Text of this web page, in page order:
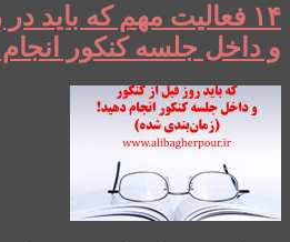
۱۴ فعالیت مهم که باید
و داخل جلسه کنکور انجام